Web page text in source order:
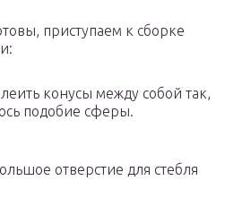
приступаем к сборке
конусы между собой так,
подобие сферы.
отверстие для стебля